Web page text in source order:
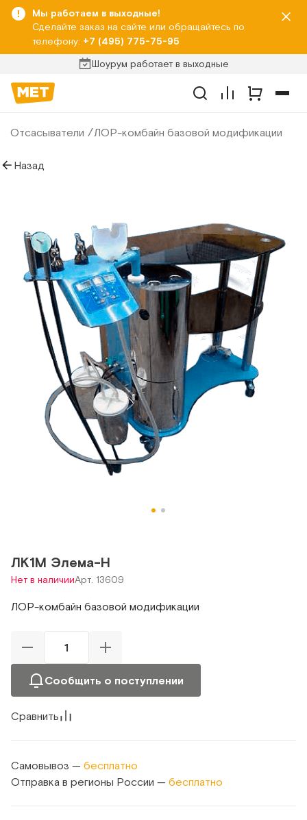
Мы работаем в выходные!
Сделайте заказ на сайте или обращайтесь по
телефону: +7 (495) 775-75-95
Шоурум работает в выходные
Отсасыватели ЛОР-комбайн базовой модификации
Назад
ЛК1М Элема-Н
Нет в наличииАрт. 13609
ЛОР-комбайн базовой модификации
Сообщить о поступлении
Сравнить
Самовывоз — бесплатно
Отправка в регионы России — бесплатно